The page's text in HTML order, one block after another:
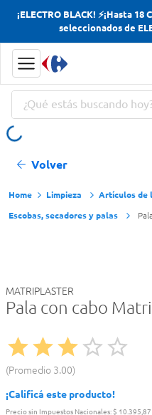
¡ELECTRO BLACK! ⚡¡Hasta
seleccionados de
¿Qué estás buscando hoy?
Volver
Limpieza
Artículos de
Escobas, secadores y palas
MATRIPLASTER
Pala con cabo
Promedio 3.00
¡Calificá este producto!
Precio sin Impuestos Nacionales:$
Términos más
Yerba
Cerveza
Doves
Términos más
Yerba
Cerveza
Doves